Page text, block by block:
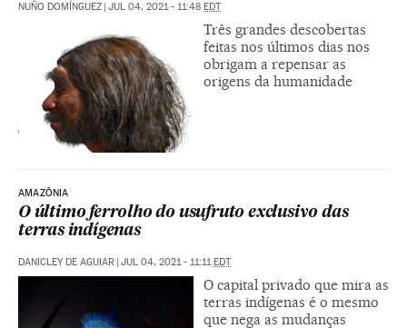
NUÑO DOMÍNGUEZ JUL 04, 2021 - 11:48 EDT
Três grandes descobertas
feitas nos últimos dias nos
obrigam a repensar as
origens da humanidade
AMAZÔNIA
O último ferrolho do usufruto exclusivo das
terras indígenas
DANICLEY DE AGUIAR | JUL 04, 2021 - 11:11EDT
O capital privado que mira as
terras indígenas é o mesmo
que nega as mudanças